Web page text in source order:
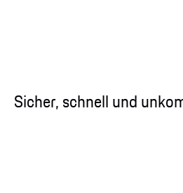
Sicher, schnell und